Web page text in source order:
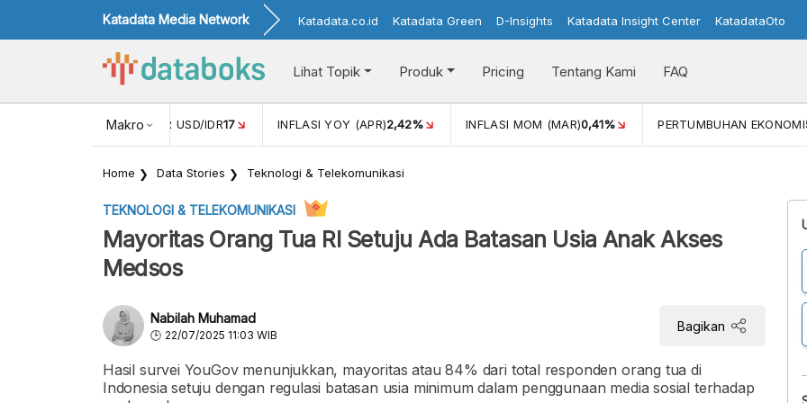
Katadata Media Network Katadata.co.id Katadata Green D-Insights Katadata Insight Center KatadataOto
Lihat Topik Produk Pricing Tentang Kami FAQ
Makro
NILAI TUKAR USD/IDR17 INFLASI YOY (APR)2,42% INFLASI MOM (MAR)0,41% PERTUMBUHAN EKONOMI
Home Data Stories Teknologi & Telekomunikasi
TEKNOLOGI & TELEKOMUNIKASI
Mayoritas Orang Tua RI Setuju Ada Batasan Usia Anak Akses
Medsos
Nabilah Muhamad
22/07/2025 11:03 WIB
Bagikan
Hasil survei YouGov menunjukkan, mayoritas atau 84% dari total responden orang tua di
Indonesia setuju dengan regulasi batasan usia minimum dalam penggunaan media sosial terhadap